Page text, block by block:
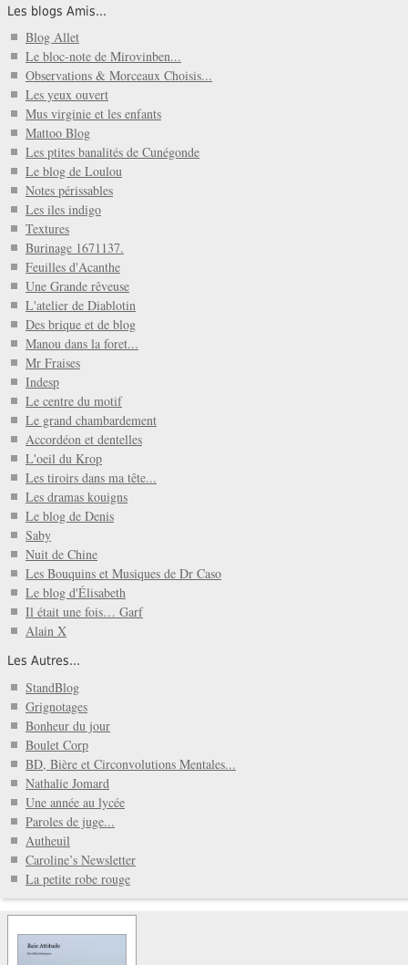
Les blogs Amis...
Blog Allet
Le bloc-note de Mirovinben...
Observations & Morceaux Choisis...
Les yeux ouvert
Mus virginie et les enfants
Mattoo Blog
Les ptites banalités de Cunégonde
Le blog de Loulou
Notes périssables
Les iles indigo
Textures
Burinage 1671137.
Feuilles d'Acanthe
Une Grande rêveuse
L'atelier de Diablotin
Des brique et de blog
Manou dans la foret...
Mr Fraises
Indesp
Le centre du motif
Le grand chambardement
Accordéon et dentelles
L'oeil du Krop
Les tiroirs dans ma tête...
Les dramas kouigns
Le blog de Denis
Saby
Nuit de Chine
Les Bouquins et Musiques de Dr Caso
Le blog d'Élisabeth
Il était une fois… Garf
Alain X
Les Autres...
StandBlog
Grignotages
Bonheur du jour
Boulet Corp
BD, Bière et Circonvolutions Mentales...
Nathalie Jomard
Une année au lycée
Paroles de juge...
Autheuil
Caroline’s Newsletter
La petite robe rouge